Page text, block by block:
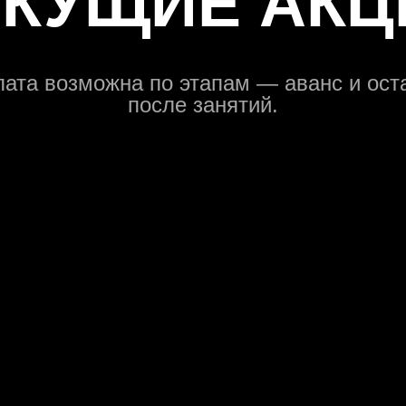
возможна по этапам — аванс и
после занятий.